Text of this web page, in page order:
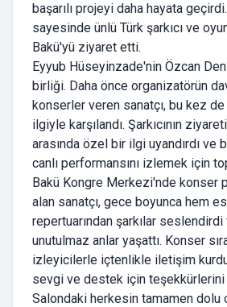
başarılı projeyi daha hayata
sayesinde ünlü Türk şarkıcı ve
Bakü'yü ziyaret etti.
Eyyub Hüseyinzade'nin Özcan
birliği. Daha önce organizatörün
konserler veren sanatçı, bu kez
ilgiyle karşılandı. Şarkıcının
arasında özel bir ilgi uyandırdı ve
canlı performansını izlemek için
Bakü Kongre Merkezi'nde konser
alan sanatçı, gece boyunca hem
repertuarından şarkılar seslendirdi
unutulmaz anlar yaşattı. Konser
izleyicilerle içtenlikle iletişim
sevgi ve destek için
Salondaki herkesin tamamen dolu